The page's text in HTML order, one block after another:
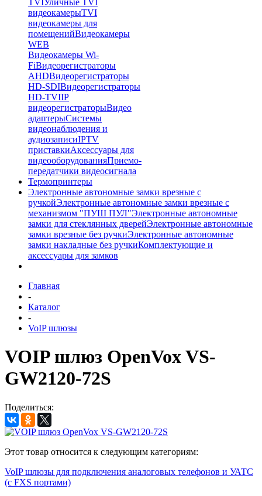
видеокамерыTVI
видеокамеры для
помещенийВидеокамеры
WEB
Видеокамеры Wi-
FiВидеорегистраторы
AHDВидеорегистраторы
HD-SDIВидеорегистраторы
HD-TVIIP
видеорегистраторыВидео
адаптерыСистемы
видеонаблюдения и
аудиозаписиIPTV
приставкиАксессуары для
видеооборудованияПриемо-
передатчики видеосигнала
Термопринтеры
Электронные автономные замки врезные с
ручкойЭлектронные автономные замки врезные с
механизмом "ПУШ ПУЛ"Электронные автономные
замки для стеклянных дверейЭлектронные автономные
замки врезные без ручкиЭлектронные автономные
замки накладные без ручкиКомплектующие и
аксессуары для замков
Главная
-
Каталог
-
VoIP шлюзы
VOIP шлюз OpenVox VS-
GW2120-72S
Поделиться:
Этот товар относится к следующим категориям:
VoIP шлюзы для подключения аналоговых телефонов и УАТС
(с FXS портами)